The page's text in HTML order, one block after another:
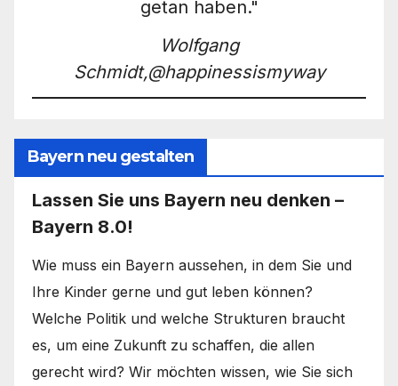
getan haben."
Wolfgang
Schmidt,@happinessismyway
Bayern neu gestalten
Lassen Sie uns Bayern neu denken –
Bayern 8.0!
Wie muss ein Bayern aussehen, in dem Sie und
Ihre Kinder gerne und gut leben können?
Welche Politik und welche Strukturen braucht
es, um eine Zukunft zu schaffen, die allen
gerecht wird? Wir möchten wissen, wie Sie sich